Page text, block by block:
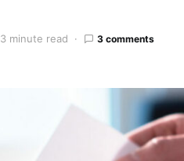
3 minute read 3 comments